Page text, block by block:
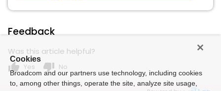
Feedback
Was this article helpful?
thumb_up Yes thumb_down No
Cookies
Broadcom and our partners use technology, including cookies
to, among other things, operate the site, analyze site usage,